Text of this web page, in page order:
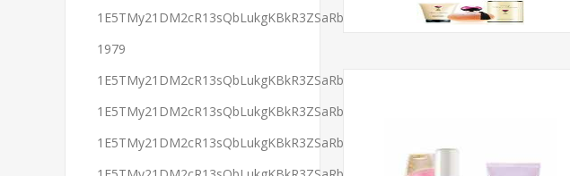
1E5TMy21DM2cR13sQbLukgKBkR3ZSaRbeB
1979
1E5TMy21DM2cR13sQbLukgKBkR3ZSaRbeB
1E5TMy21DM2cR13sQbLukgKBkR3ZSaRbeB
1E5TMy21DM2cR13sQbLukgKBkR3ZSaRbeB